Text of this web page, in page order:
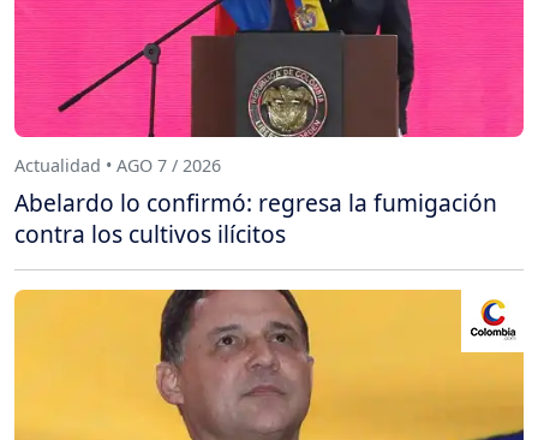
Actualidad • AGO 7 / 2026
Abelardo lo confirmó: regresa la fumigación
contra los cultivos ilícitos